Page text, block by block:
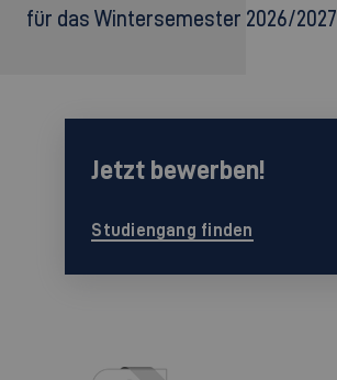
für das Wintersemester 2026/2027
Jetzt bewerben!
Studiengang finden